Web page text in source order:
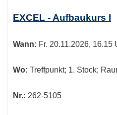
EXCEL - Aufbaukurs I
Wann: Fr. 20.11.2026, 16.15
Wo: Treffpunkt; 1. Stock;
Nr.: 262-5105